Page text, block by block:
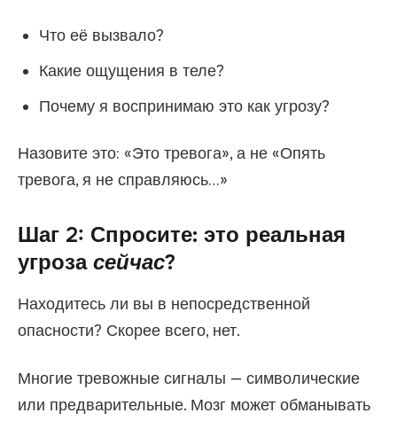
Что её вызвало?
Какие ощущения в теле?
Почему я воспринимаю это как угрозу?
Назовите это: «Это тревога», а не «Опять
тревога, я не справляюсь…»
Шаг 2: Спросите: это реальная
угроза сейчас?
Находитесь ли вы в непосредственной
опасности? Скорее всего, нет.
Многие тревожные сигналы — символические
или предварительные. Мозг может обманывать